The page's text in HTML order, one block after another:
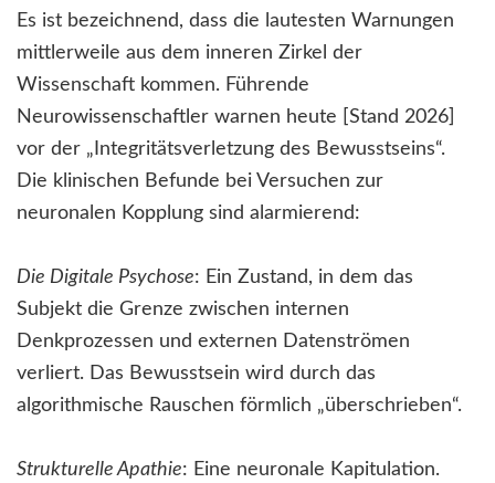
Es ist bezeichnend, dass die lautesten Warnungen
mittlerweile aus dem inneren Zirkel der
Wissenschaft kommen. Führende
Neurowissenschaftler warnen heute [Stand 2026]
vor der „Integritätsverletzung des Bewusstseins“.
Die klinischen Befunde bei Versuchen zur
neuronalen Kopplung sind alarmierend:
Die Digitale Psychose: Ein Zustand, in dem das
Subjekt die Grenze zwischen internen
Denkprozessen und externen Datenströmen
verliert. Das Bewusstsein wird durch das
algorithmische Rauschen förmlich „überschrieben“.
Strukturelle Apathie: Eine neuronale Kapitulation.